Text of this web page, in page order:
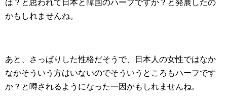
は？と思われて日本と韓国のハーフですか？と発展したの
かもしれませんね。
あと、さっぱりした性格だそうで、日本人の女性ではなか
なかそういう方はいないのでそういうところもハーフです
か？と噂されるようになった一因かもしれませんね。